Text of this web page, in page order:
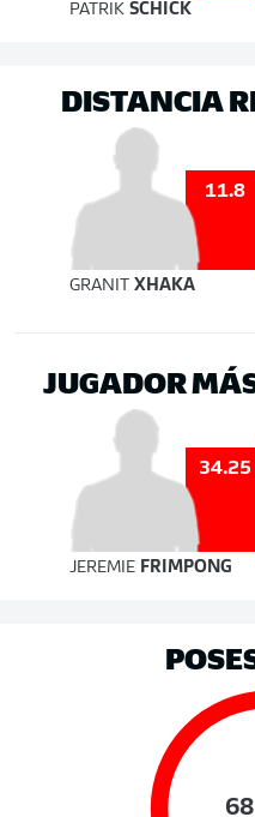
PATRIK SCHICK
DISTANCIA
11.8
GRANIT XHAKA
JUGADOR
34.25
JEREMIE FRIMPONG
68